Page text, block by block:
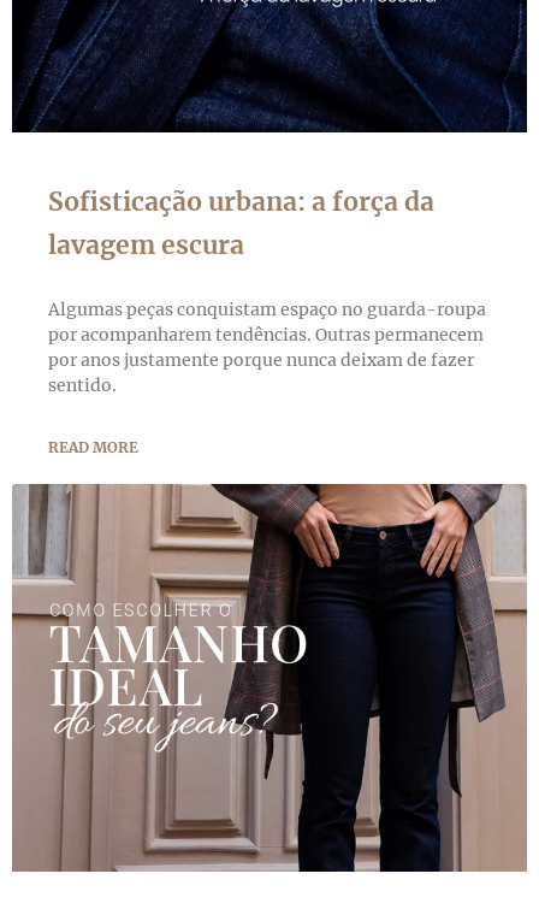
Sofisticação urbana: a força da
lavagem escura
Algumas peças conquistam espaço no guarda-roupa
por acompanharem tendências. Outras permanecem
por anos justamente porque nunca deixam de fazer
sentido.
READ MORE